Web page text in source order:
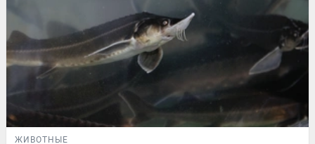
ЖИВОТНЫЕ